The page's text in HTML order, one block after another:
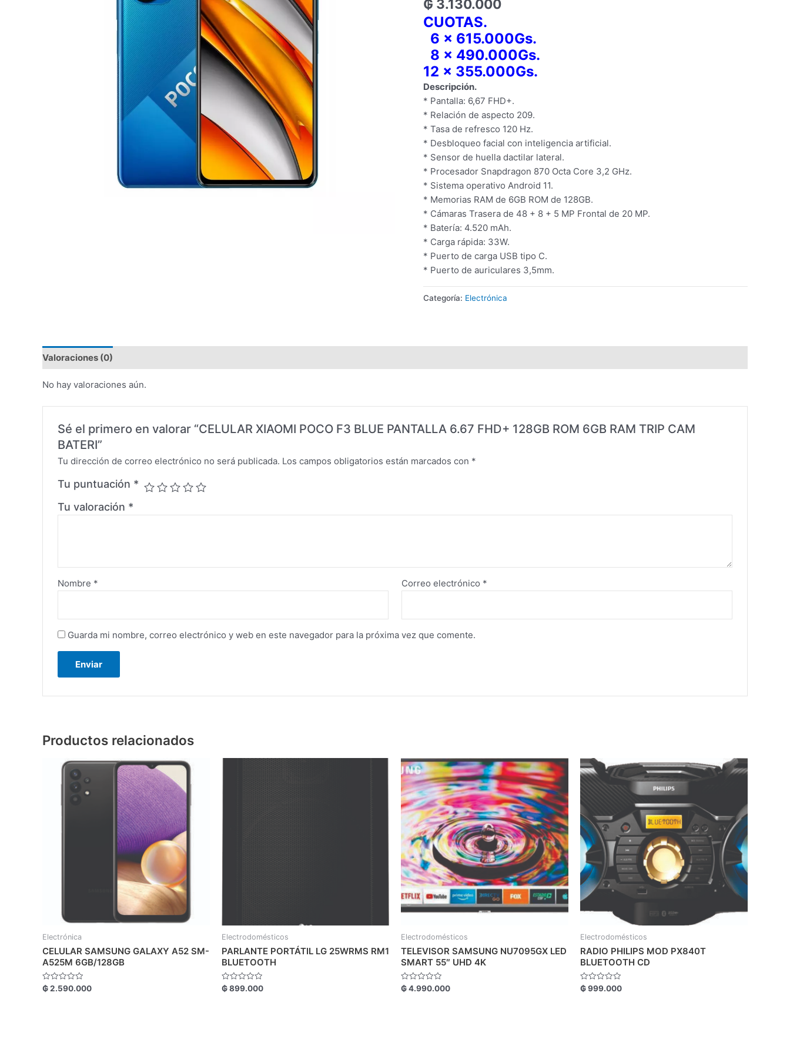
₲ 3.130.000
CUOTAS.
6 x 615.000Gs.
8 x 490.000Gs.
12 x 355.000Gs.
Descripción.
* Pantalla: 6,67 FHD+.
* Relación de aspecto 209.
* Tasa de refresco 120 Hz.
* Desbloqueo facial con inteligencia artificial.
* Sensor de huella dactilar lateral.
* Procesador Snapdragon 870 Octa Core 3,2 GHz.
* Sistema operativo Android 11.
* Memorias RAM de 6GB ROM de 128GB.
* Cámaras Trasera de 48 + 8 + 5 MP Frontal de 20 MP.
* Batería: 4.520 mAh.
* Carga rápida: 33W.
* Puerto de carga USB tipo C.
* Puerto de auriculares 3,5mm.
Categoría: Electrónica
Valoraciones (0)
No hay valoraciones aún.
Sé el primero en valorar “CELULAR XIAOMI POCO F3 BLUE PANTALLA 6.67 FHD+ 128GB ROM 6GB RAM TRIP CAM
BATERI”
Tu dirección de correo electrónico no será publicada. Los campos obligatorios están marcados con *
Tu puntuación *
Tu valoración *
Nombre * Correo electrónico *
Guarda mi nombre, correo electrónico y web en este navegador para la próxima vez que comente.
Productos relacionados
Electrónica
CELULAR SAMSUNG GALAXY A52 SM-
A525M 6GB/128GB
Valorado
con
₲2.590.000
Electrodomésticos
PARLANTE PORTÁTIL LG 25WRMS RM1
BLUETOOTH
Valorado
con
₲899.000
Electrodomésticos
TELEVISOR SAMSUNG NU7095GX LED
SMART 55″ UHD 4K
Valorado
con
₲4.990.000
Electrodomésticos
RADIO PHILIPS MOD PX840T
BLUETOOTH CD
Valorado
con
₲999.000